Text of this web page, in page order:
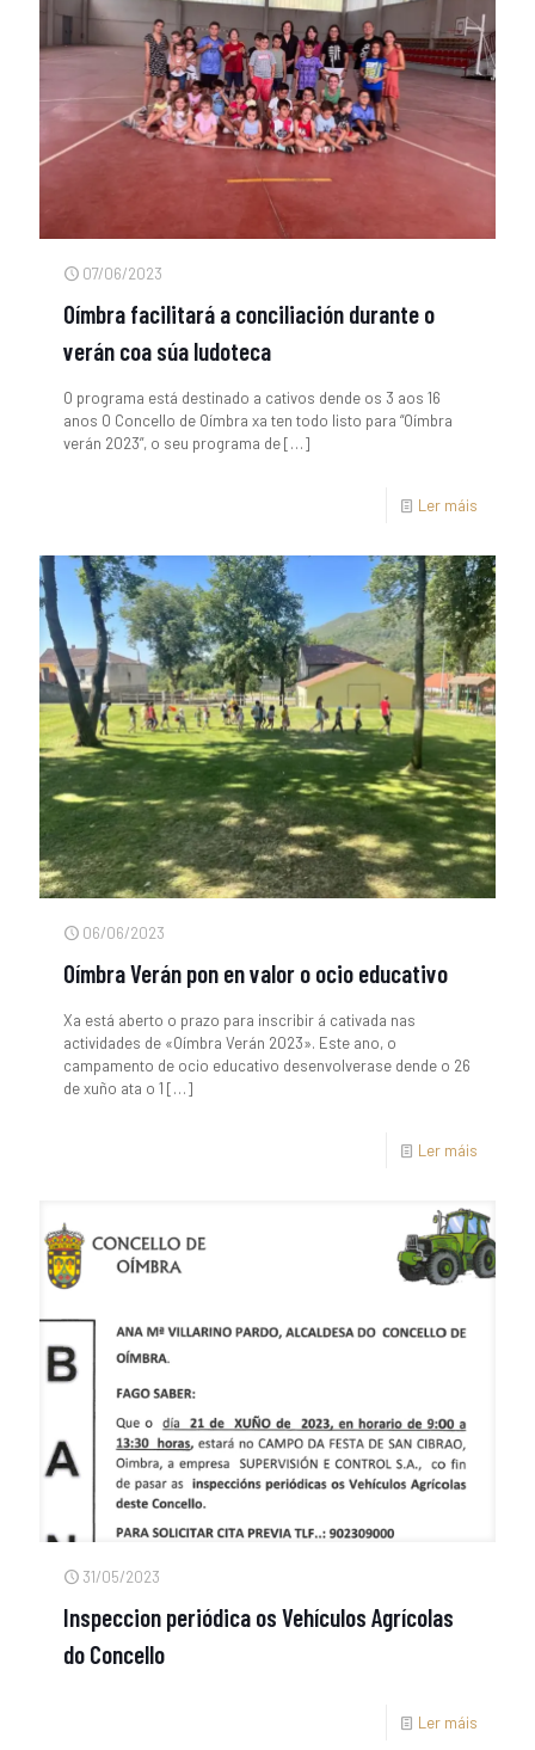
07/06/2023
Oímbra facilitará a conciliación durante o
verán coa súa ludoteca
O programa está destinado a cativos dende os 3 aos 16
anos O Concello de Oímbra xa ten todo listo para “Oímbra
verán 2023”, o seu programa de[…]
Ler máis
06/06/2023
Oímbra Verán pon en valor o ocio educativo
Xa está aberto o prazo para inscribir á cativada nas
actividades de «Oímbra Verán 2023». Este ano, o
campamento de ocio educativo desenvolverase dende o 26
de xuño ata o 1 […]
Ler máis
31/05/2023
Inspeccion periódica os Vehículos Agrícolas
do Concello
Ler máis